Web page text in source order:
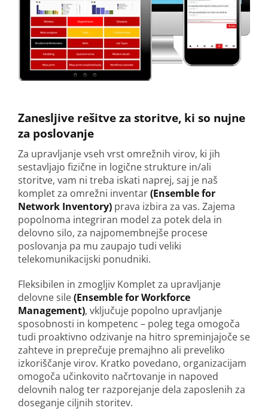
Zanesljive rešitve za storitve, ki so nujne
za poslovanje
Za upravljanje vseh vrst omrežnih virov, ki jih
sestavljajo fizične in logične strukture in/ali
storitve, vam ni treba iskati naprej, saj je naš
komplet za omrežni inventar(Ensemble for
Network Inventory) prava izbira za vas. Zajema
popolnoma integriran model za potek dela in
delovno silo, za najpomembnejše procese
poslovanja pa mu zaupajo tudi veliki
telekomunikacijski ponudniki.
Fleksibilen in zmogljiv Komplet za upravljanje
delovne sile(Ensemble for Workforce
Management), vključuje popolno upravljanje
sposobnosti in kompetenc – poleg tega omogoča
tudi proaktivno odzivanje na hitro spreminjajoče se
zahteve in preprečuje premajhno ali preveliko
izkoriščanje virov. Kratko povedano, organizacijam
omogoča učinkovito načrtovanje in napoved
delovnih nalog ter razporejanje dela zaposlenih za
doseganje ciljnih storitev.